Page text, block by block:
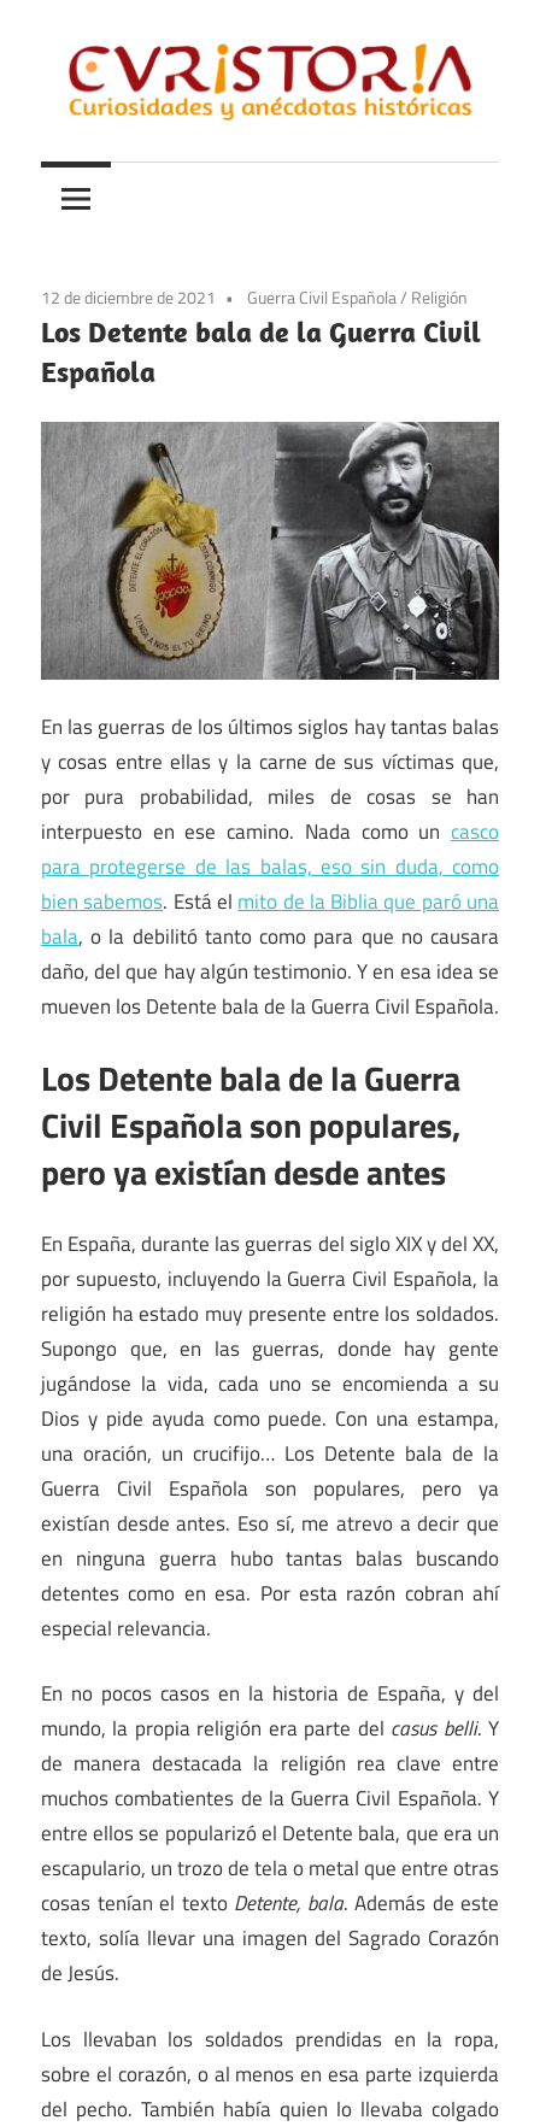
contenido
Curistoria
y
anécdotas
historia
12 de diciembre de 2021 Guerra Civil Española/ Religión
Los Detente bala de la Guerra Civil
Española
En las guerras de los últimos siglos hay tantas balas
y cosas entre ellas y la carne de sus víctimas que,
por pura probabilidad, miles de cosas se han
interpuesto en ese camino. Nada como un casco
para protegerse de las balas, eso sin duda, como
bien sabemos. Está el mito de la Biblia que paró una
bala, o la debilitó tanto como para que no causara
daño, del que hay algún testimonio. Y en esa idea se
mueven los Detente bala de la Guerra Civil Española.
Los Detente bala de la Guerra
Civil Española son populares,
pero ya existían desde antes
En España, durante las guerras del siglo XIX y del XX,
por supuesto, incluyendo la Guerra Civil Española, la
religión ha estado muy presente entre los soldados.
Supongo que, en las guerras, donde hay gente
jugándose la vida, cada uno se encomienda a su
Dios y pide ayuda como puede. Con una estampa,
una oración, un crucifijo… Los Detente bala de la
Guerra Civil Española son populares, pero ya
existían desde antes. Eso sí, me atrevo a decir que
en ninguna guerra hubo tantas balas buscando
detentes como en esa. Por esta razón cobran ahí
especial relevancia.
En no pocos casos en la historia de España, y del
mundo, la propia religión era parte del casus belli. Y
de manera destacada la religión rea clave entre
muchos combatientes de la Guerra Civil Española. Y
entre ellos se popularizó el Detente bala, que era un
escapulario, un trozo de tela o metal que entre otras
cosas tenían el texto Detente, bala. Además de este
texto, solía llevar una imagen del Sagrado Corazón
de Jesús.
Los llevaban los soldados prendidas en la ropa,
sobre el corazón, o al menos en esa parte izquierda
del pecho. También había quien lo llevaba colgado